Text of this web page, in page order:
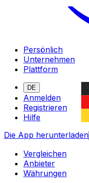
Persönlich
Unternehmen
Plattform
DE
Anmelden
Registrieren
Hilfe
Die App herunterladen
Vergleichen
Anbieter
Währungen